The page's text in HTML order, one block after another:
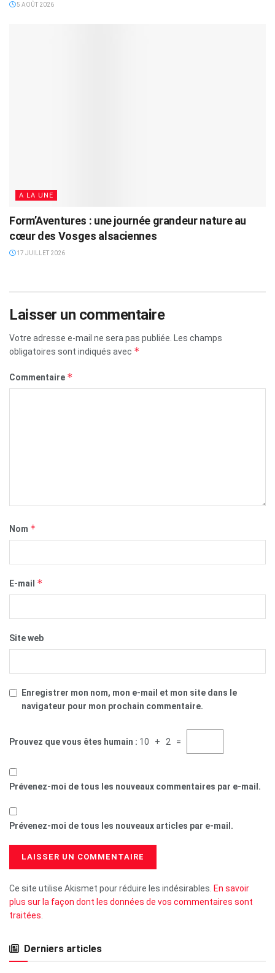
5 AOÛT 2026
A LA UNE
Form’Aventures : une journée grandeur nature au
cœur des Vosges alsaciennes
17 JUILLET 2026
Laisser un commentaire
Votre adresse e-mail ne sera pas publiée. Les champs
obligatoires sont indiqués avec *
Commentaire *
Nom *
E-mail *
Site web
Enregistrer mon nom, mon e-mail et mon site dans le
navigateur pour mon prochain commentaire.
Prouvez que vous êtes humain : 10 + 2 =
Prévenez-moi de tous les nouveaux commentaires par e-mail.
Prévenez-moi de tous les nouveaux articles par e-mail.
Ce site utilise Akismet pour réduire les indésirables. En savoir
plus sur la façon dont les données de vos commentaires sont
traitées.
Derniers articles